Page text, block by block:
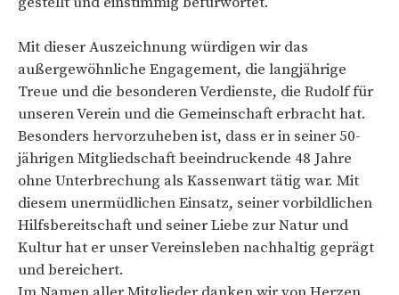
Mit dieser Auszeichnung würdigen wir das
außergewöhnliche Engagement, die langjährige
Treue und die besonderen Verdienste, die Rudolf für
unseren Verein und die Gemeinschaft erbracht hat.
Besonders hervorzuheben ist, dass er in seiner 50-
jährigen Mitgliedschaft beeindruckende 48 Jahre
ohne Unterbrechung als Kassenwart tätig war. Mit
diesem unermüdlichen Einsatz, seiner vorbildlichen
Hilfsbereitschaft und seiner Liebe zur Natur und
Kultur hat er unser Vereinsleben nachhaltig geprägt
und bereichert.